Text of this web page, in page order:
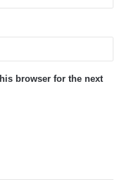
browser for the next